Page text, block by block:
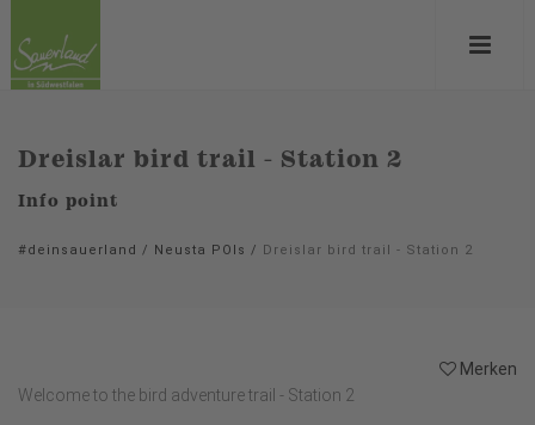
Dreislar bird trail - Station 2
Info point
#deinsauerland / Neusta POIs / Dreislar bird trail - Station 2
Merken
Welcome to the bird adventure trail - Station 2